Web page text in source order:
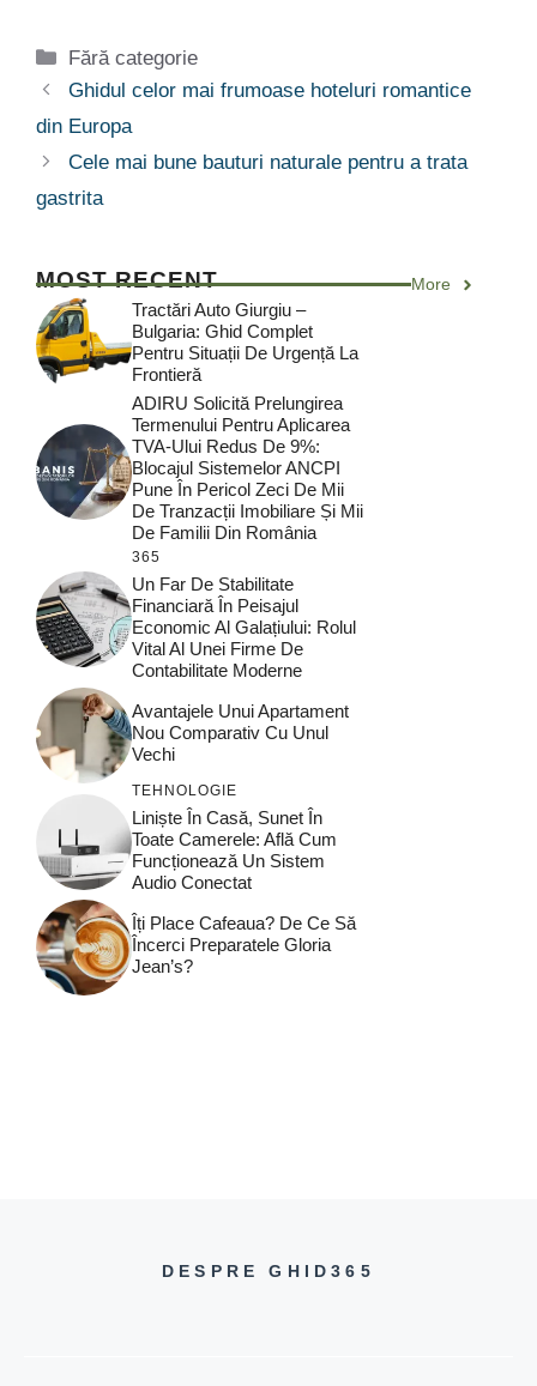
Categorii
Fără categorie
Ghidul celor mai frumoase hoteluri romantice
din Europa
Cele mai bune bauturi naturale pentru a trata
gastrita
MOST RECENT More
Tractări Auto Giurgiu –
Bulgaria: Ghid Complet
Pentru Situații De Urgență La
Frontieră
ADIRU Solicită Prelungirea
Termenului Pentru Aplicarea
TVA-Ului Redus De 9%:
Blocajul Sistemelor ANCPI
Pune În Pericol Zeci De Mii
De Tranzacții Imobiliare Și Mii
De Familii Din România
365
Un Far De Stabilitate
Financiară În Peisajul
Economic Al Galațiului: Rolul
Vital Al Unei Firme De
Contabilitate Moderne
Avantajele Unui Apartament
Nou Comparativ Cu Unul
Vechi
TEHNOLOGIE
Liniște În Casă, Sunet În
Toate Camerele: Află Cum
Funcționează Un Sistem
Audio Conectat
Îți Place Cafeaua? De Ce Să
Încerci Preparatele Gloria
Jean’s?
DESPRE GHID365